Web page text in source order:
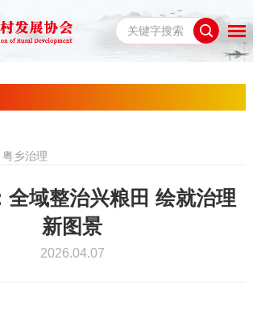
粤乡治理
全域整治兴粮田 绘就治理
新图景
2026.04.07